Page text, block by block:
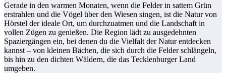
Gerade in den warmen Monaten, wenn die Felder in sattem Grün
erstrahlen und die Vögel über den Wiesen singen, ist die Natur von
Hörstel der ideale Ort, um durchzuatmen und die Landschaft in
vollen Zügen zu genießen. Die Region lädt zu ausgedehnten
Spaziergängen ein, bei denen du die Vielfalt der Natur entdecken
kannst – von kleinen Bächen, die sich durch die Felder schlängeln,
bis hin zu den dichten Wäldern, die das Tecklenburger Land
umgeben.